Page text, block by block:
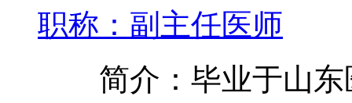
职称：副主任医师
简介：毕业于山东